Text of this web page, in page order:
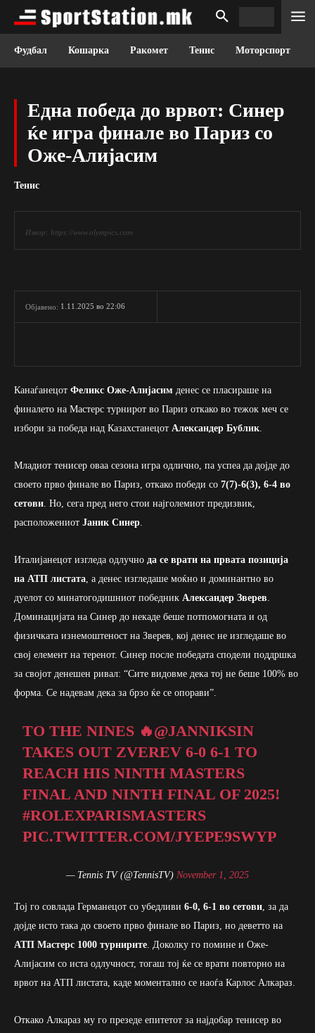
Фудбал Кошарка Ракомет Тенис Моторспорт
Една победа до врвот: Синер
ќе игра финале во Париз со
Оже-Алијасим
Тенис
Извор: https://www.olympics.com
Објавено: 1.11.2025 во 22:06
Канаѓанецот Феликс Оже-Алијасим денес се пласираше на
финалето на Мастерс турнирот во Париз откако во тежок меч се
избори за победа над Казахстанецот Александер Бублик.
Младиот тенисер оваа сезона игра одлично, па успеа да дојде до
своето прво финале во Париз, откако победи со 7(7)-6(3), 6-4 во
сетови. Но, сега пред него стои најголемиот предизвик,
расположениот Јаник Синер.
Италијанецот изгледа одлучно да се врати на првата позиција
на АТП листата, а денес изгледаше моќно и доминантно во
дуелот со минатогодишниот победник Александер Зверев.
Доминацијата на Синер до некаде беше потпомогната и од
физичката изнемоштеност на Зверев, кој денес не изгледаше во
свој елемент на теренот. Синер после победата сподели поддршка
за својот денешен ривал: “Сите видовме дека тој не беше 100% во
форма. Се надевам дека за брзо ќе се опорави”.
TO THE NINES 🔥@JANNIKSIN
TAKES OUT ZVEREV 6-0 6-1 TO
REACH HIS NINTH MASTERS
FINAL AND NINTH FINAL OF 2025!
#ROLEXPARISMASTERS
PIC.TWITTER.COM/JYEPE9SWYP
— Tennis TV (@TennisTV) November 1, 2025
Тој го совлада Германецот со убедливи 6-0, 6-1 во сетови, за да
дојде исто така до своето прво финале во Париз, но деветто на
АТП Мастерс 1000 турнирите. Доколку го помине и Оже-
Алијасим со иста одлучност, тогаш тој ќе се врати повторно на
врвот на АТП листата, каде моментално се наоѓа Карлос Алкараз.
Откако Алкараз му го презеде епитетот за најдобар тенисер во